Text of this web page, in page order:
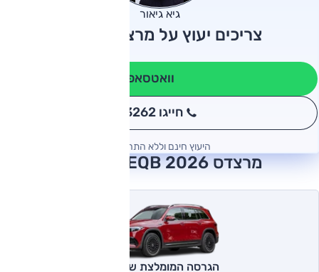
גיא גיאור
צריכים יעוץ על מרצדס EQB?
וואטסאפ
חייגו 3262
היעוץ חינם וללא התחייבות
מרצדס EQB 2026 חוות דעת
הגרסה המומלצת של אוטו